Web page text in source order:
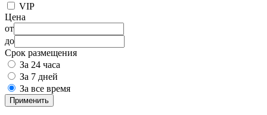
VIP
Цена
от
до
Срок размещения
За 24 часа
За 7 дней
За все время
Применить